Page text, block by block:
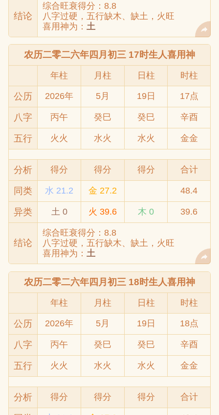
结论
综合旺衰得分：8.8
八字过硬，五行缺木、缺土，火旺
喜用神为： 土
农历二零二六年四月初三 17时生人喜用神
年柱 月柱 日柱 时柱
公历 2026年 5月 19日 17点
八字 丙午 癸巳 癸巳 辛酉
五行 火火 水火 水火 金金
分析 得分 得分 得分 合计
同类 水 21.2 金 27.2 48.4
异类 土 0 火 39.6 木 0 39.6
结论
综合旺衰得分：8.8
八字过硬，五行缺木、缺土，火旺
喜用神为：土
农历二零二六年四月初三 18时生人喜用神
年柱 月柱 日柱 时柱
公历 2026年 5月 19日 18点
八字 丙午 癸巳 癸巳 辛酉
五行 火火 水火 水火 金金
分析 得分 得分 得分 合计